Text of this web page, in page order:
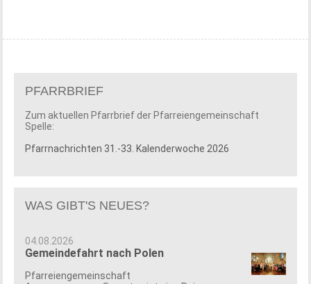
PFARRBRIEF
Zum aktuellen Pfarrbrief der Pfarreiengemeinschaft
Spelle:
Pfarrnachrichten 31.-33. Kalenderwoche 2026
WAS GIBT'S NEUES?
04.08.2026
Gemeindefahrt nach Polen
Pfarreiengemeinschaft